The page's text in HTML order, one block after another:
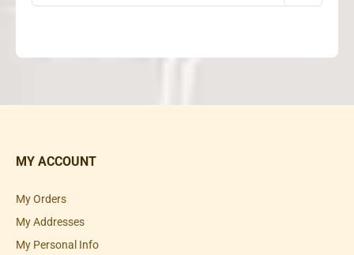
MY ACCOUNT
My Orders
My Addresses
My Personal Info